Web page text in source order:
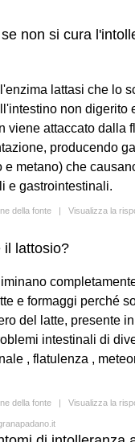
non si cura
lattasi che lo
non digerito
viene attaccato dalla
producendo
e metano) che
e gastrointestinali.
della fonte | Visualizza la
il lattosio?
e formaggi perché
del latte, presente
intestinali di
, flatulenza ,
della fonte | Visualizza la